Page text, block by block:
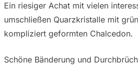
Ein riesiger Achat mit vielen
umschließen Quarzkristalle mit
kompliziert geformten Chalcedon.
Schöne Bänderung und